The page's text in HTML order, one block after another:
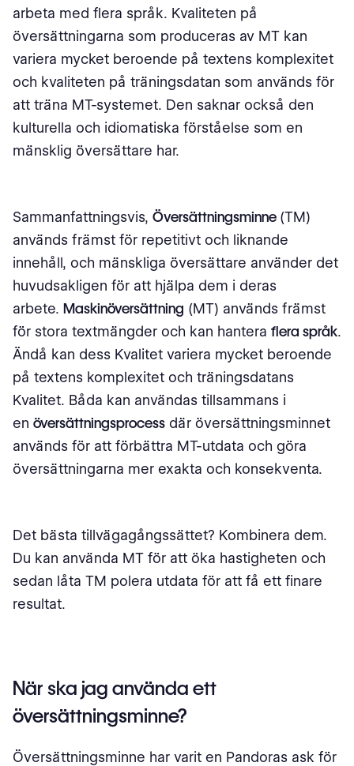
arbeta med flera språk. Kvaliteten på
översättningarna som produceras av MT kan
variera mycket beroende på textens komplexitet
och kvaliteten på träningsdatan som används för
att träna MT-systemet. Den saknar också den
kulturella och idiomatiska förståelse som en
mänsklig översättare har.
Sammanfattningsvis, Översättningsminne (TM)
används främst för repetitivt och liknande
innehåll, och mänskliga översättare använder det
huvudsakligen för att hjälpa dem i deras
arbete. Maskinöversättning (MT) används främst
för stora textmängder och kan hantera flera språk.
Ändå kan dess Kvalitet variera mycket beroende
på textens komplexitet och träningsdatans
Kvalitet. Båda kan användas tillsammans i
en översättningsprocess där översättningsminnet
används för att förbättra MT-utdata och göra
översättningarna mer exakta och konsekventa.
Det bästa tillvägagångssättet? Kombinera dem.
Du kan använda MT för att öka hastigheten och
sedan låta TM polera utdata för att få ett finare
resultat.
När ska jag använda ett
översättningsminne?
Översättningsminne har varit en Pandoras ask för